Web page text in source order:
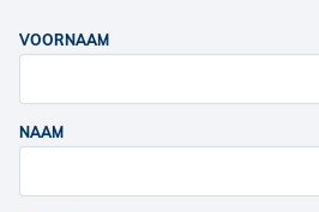
VOORNAAM
NAAM